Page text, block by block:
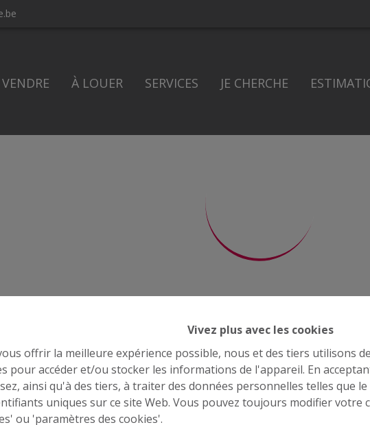
Vivez plus avec les cookies
offrir la meilleure expérience possible, nous et des tiers utilisons
pour accéder et/ou stocker les informations de l'appareil. En
ainsi qu'à des tiers, à traiter des données personnelles telles que
uniques sur ce site Web. Vous pouvez toujours modifier votre
ou 'paramètres des cookies'.
À LOUER SERVICES JE CHERCHE